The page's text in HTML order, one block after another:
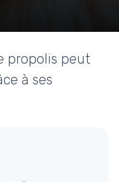
propolis peut
à ses